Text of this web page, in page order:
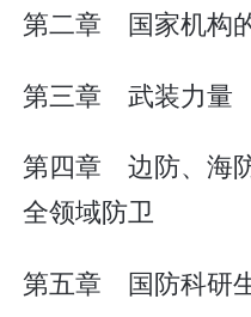
第二章 国家机构
第三章 武装力量
第四章 边防、海
全领域防卫
第五章 国防科研